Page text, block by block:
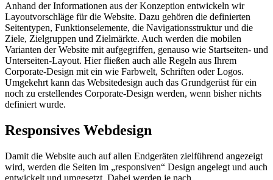
Anhand der Informationen aus der Konzeption entwickeln wir
Layoutvorschläge für die Website. Dazu gehören die definierten
Seitentypen, Funktionselemente, die Navigationsstruktur und die
Ziele, Zielgruppen und Zielmärkte. Auch werden die mobilen
Varianten der Website mit aufgegriffen, genauso wie Startseiten- und
Unterseiten-Layout. Hier fließen auch alle Regeln aus Ihrem
Corporate-Design mit ein wie Farbwelt, Schriften oder Logos.
Umgekehrt kann das Websitedesign auch das Grundgerüst für ein
noch zu erstellendes Corporate-Design werden, wenn bisher nichts
definiert wurde.
Responsives Webdesign
Damit die Website auch auf allen Endgeräten zielführend angezeigt
wird, werden die Seiten im „responsiven“ Design angelegt und auch
entwickelt und umgesetzt. Dabei werden je nach